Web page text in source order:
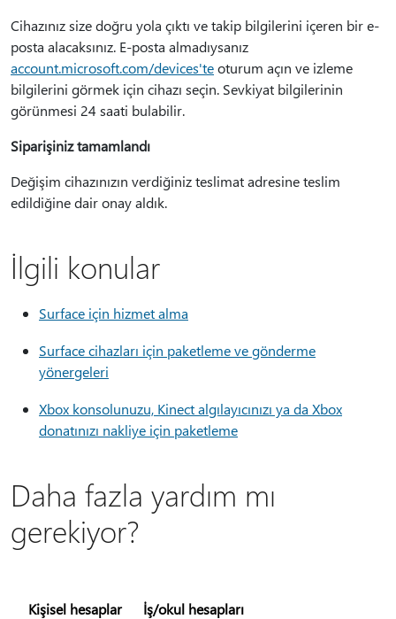
Cihazınız size doğru yola çıktı ve takip bilgilerini içeren bir e-
posta alacaksınız. E-posta almadıysanız
account.microsoft.com/devices'teoturum açın ve izleme
bilgilerini görmek için cihazı seçin. Sevkiyat bilgilerinin
görünmesi 24 saati bulabilir.
Siparişiniz tamamlandı
Değişim cihazınızın verdiğiniz teslimat adresine teslim
edildiğine dair onay aldık.
İlgili konular
Surface için hizmet alma
Surface cihazları için paketleme ve gönderme
yönergeleri
Xbox konsolunuzu, Kinect algılayıcınızı ya da Xbox
donatınızı nakliye için paketleme
Daha fazla yardım mı
gerekiyor?
Kişisel hesaplar İş/okul hesapları